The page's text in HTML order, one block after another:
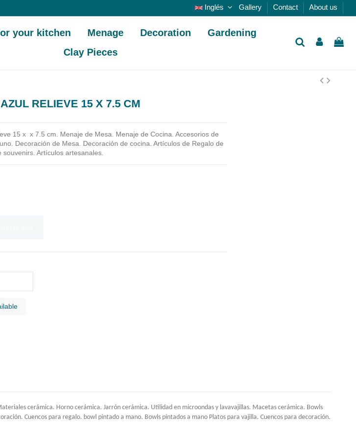
Inglés Gallery Contact About us
your kitchen Menage Decoration
Gardening
Clay Pieces
RELIEVE 15 X 7.5 CM
15 x x 7.5 cm.
Menaje de Mesa. Menaje de Cocina. Accesorios de
Decoración de Mesa. Decoración de cocina. Artículos de Regalo de
Artículos artesanales.
cerámica. Horno cerámica. Jarrón cerámica. Utilidad en microondas y lavavajillas. Macetas cerámica. Bowls
Cuencos para regalo. bowl pintado a mano. Bowls pintados a mano Platos para vajilla. Cuencos para decoración.